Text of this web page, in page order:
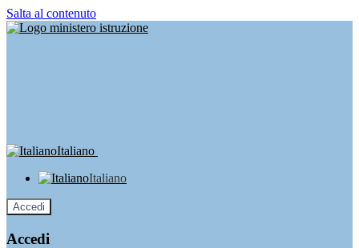
Salta al contenuto
Italiano
Italiano
Accedi
Accedi